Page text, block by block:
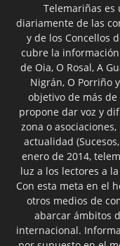
Telemariñas
diariamente de las
y de los Concellos
cubre la
de Oia, O Rosal, A
Nigrán, O Porriño
objetivo de más
propone dar voz y
zona o
actualidad
enero de 2014,
luz a los lectores a
Con esta meta en el
otros medios de
abarcar ámbitos
internacional.